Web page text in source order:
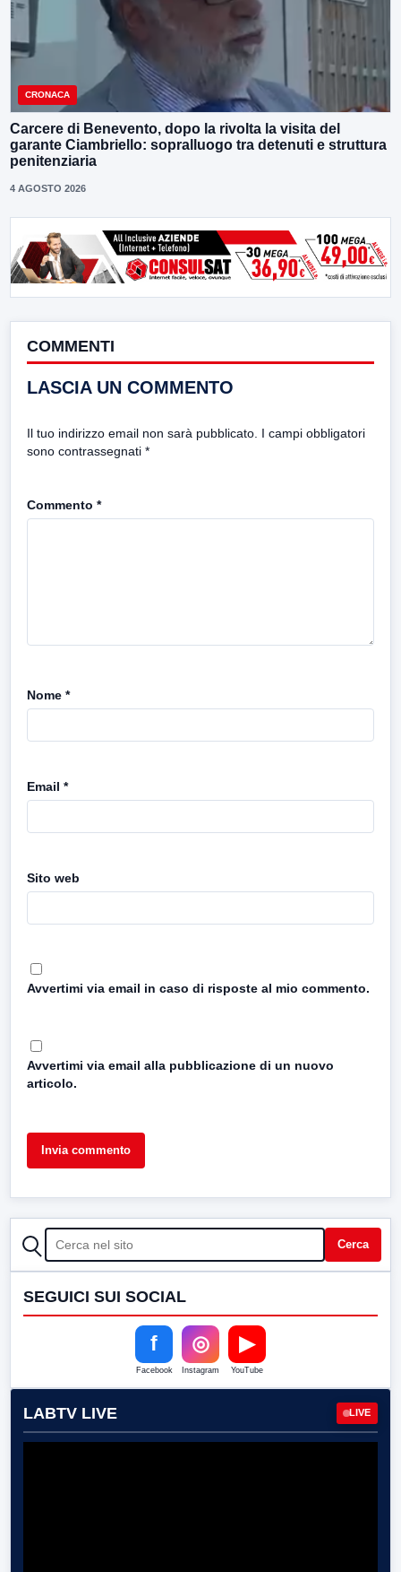
CRONACA
Carcere di Benevento, dopo la rivolta la visita del
garante Ciambriello: sopralluogo tra detenuti e struttura
penitenziaria
4 AGOSTO 2026
COMMENTI
LASCIA UN COMMENTO
Il tuo indirizzo email non sarà pubblicato. I campi obbligatori
sono contrassegnati *
Commento *
Nome *
Email *
Sito web
Avvertimi via email in caso di risposte al mio commento.
Avvertimi via email alla pubblicazione di un nuovo
articolo.
CERCA Cerca
SEGUICI SUI SOCIAL
f
Facebook
◎
Instagram
▶
YouTube
LABTV LIVE LIVE